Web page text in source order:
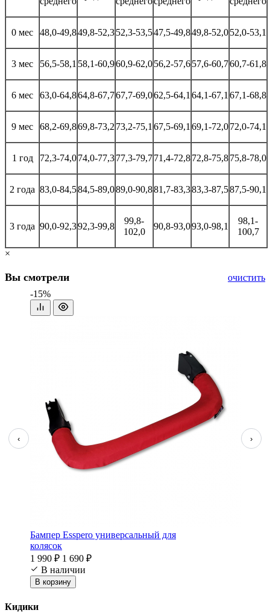
0 мес 48,0-49,849,8-52,352,3-53,547,5-49,849,8-52,052,0-53,1
3 мес 56,5-58,1 58,1-60,960,9-62,056,2-57,657,6-60,760,7-61,8
6 мес 63,0-64,864,8-67,767,7-69,062,5-64,1 64,1-67,1 67,1-68,8
9 мес 68,2-69,869,8-73,2 73,2-75,1 67,5-69,1 69,1-72,072,0-74,1
1 год 72,3-74,074,0-77,377,3-79,771,4-72,872,8-75,875,8-78,0
2 года 83,0-84,584,5-89,089,0-90,881,7-83,383,3-87,587,5-90,1
3 года 90,0-92,392,3-99,8
99,8-
102,0
90,8-93,093,0-98,1
98,1-
100,7
×
Вы смотрели очистить
‹ ›
-15%
Бампер Esspero универсальный для
колясок
1 990 ₽ 1 690 ₽
В наличии
В корзину
Кидики